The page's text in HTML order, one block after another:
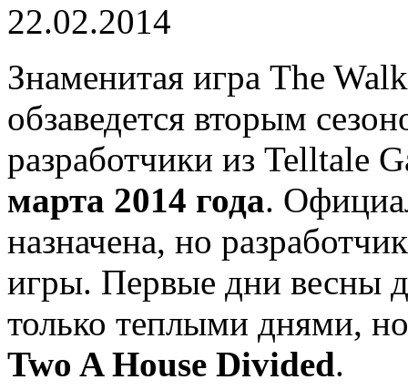
22.02.2014
Знаменитая игра The
обзаведется вторым
разработчики из Telltale
марта 2014 года.
назначена, но
игры. Первые дни весны
только теплыми днями,
Two A House Divided.